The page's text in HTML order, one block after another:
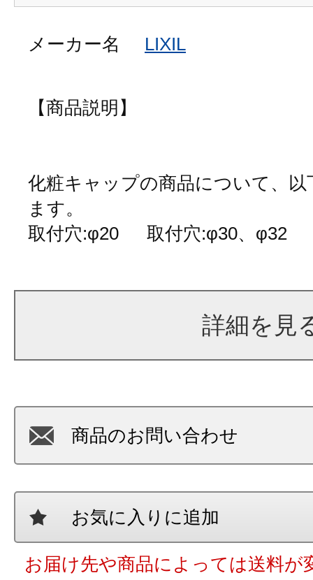
メーカー名 LIXIL
【商品説明】
化粧キャップの商品について、
ます。
取付穴:φ20 取付穴
詳細を見
商品のお問い合わせ
お気に入りに追加
お届け先や商品によっては送料が